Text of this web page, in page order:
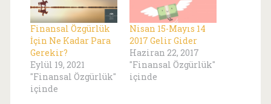
Finansal Özgürlük
İçin Ne Kadar Para
Gerekir?
Eylül 19, 2021
"Finansal Özgürlük"
içinde
Nisan 15-Mayıs 14
2017 Gelir Gider
Haziran 22, 2017
"Finansal Özgürlük"
içinde